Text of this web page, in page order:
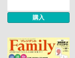
購入